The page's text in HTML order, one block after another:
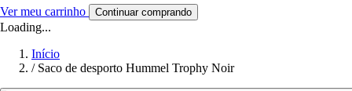
Ver meu carrinho Continuar comprando
Loading...
Início
/ Saco de desporto Hummel Trophy Noir